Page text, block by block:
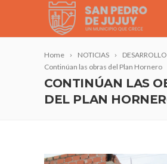
Home NOTICIAS
Continúan las obras del Plan Hornero
CONTINÚAN LAS
DEL PLAN